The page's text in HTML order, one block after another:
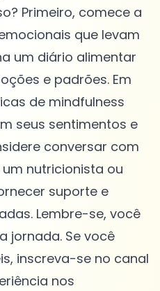
Primeiro, comece a
que levam
um diário alimentar
e padrões. Em
de mindfulness
seus sentimentos e
conversar com
nutricionista ou
suporte e
Lembre-se, você
jornada. Se você
inscreva-se no canal
nos